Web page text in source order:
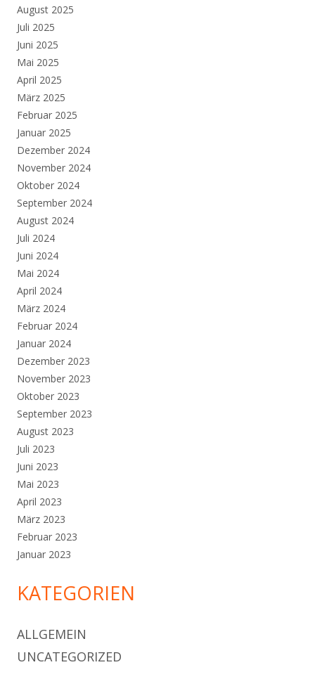
August 2025
Juli 2025
Juni 2025
Mai 2025
April 2025
März 2025
Februar 2025
Januar 2025
Dezember 2024
November 2024
Oktober 2024
September 2024
August 2024
Juli 2024
Juni 2024
Mai 2024
April 2024
März 2024
Februar 2024
Januar 2024
Dezember 2023
November 2023
Oktober 2023
September 2023
August 2023
Juli 2023
Juni 2023
Mai 2023
April 2023
März 2023
Februar 2023
Januar 2023
KATEGORIEN
ALLGEMEIN
UNCATEGORIZED